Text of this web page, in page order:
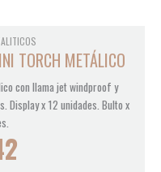
TORCH METÁLICO
con llama jet windproof y
Display x 12 unidades. Bulto x